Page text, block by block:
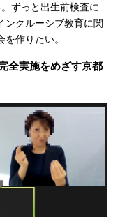
ずっと出生前検査に
ンクルーシブ教育に関
作りたい。
全実施をめざす京都